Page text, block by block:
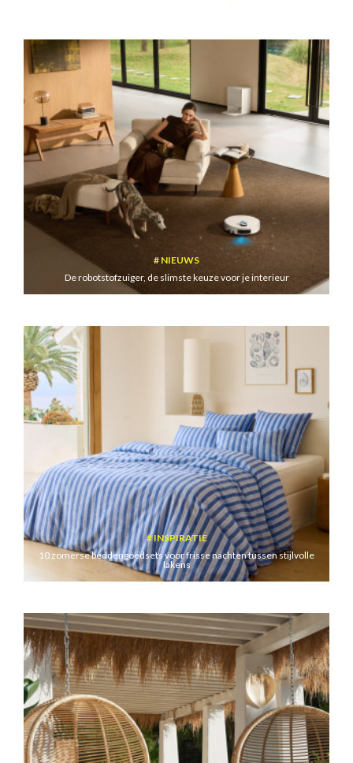
NIEUWS
De robotstofzuiger, de slimste keuze voor je interieur
INSPIRATIE
10 zomerse beddengoedsets voor frisse nachten tussen stijlvolle
lakens